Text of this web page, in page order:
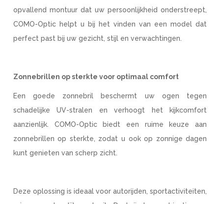
opvallend montuur dat uw persoonlijkheid onderstreept,
COMO-Optic helpt u bij het vinden van een model dat
perfect past bij uw gezicht, stijl en verwachtingen.
Zonnebrillen op sterkte voor optimaal comfort
Een goede zonnebril beschermt uw ogen tegen
schadelijke UV-stralen en verhoogt het kijkcomfort
aanzienlijk. COMO-Optic biedt een ruime keuze aan
zonnebrillen op sterkte, zodat u ook op zonnige dagen
kunt genieten van scherp zicht.
Deze oplossing is ideaal voor autorijden, sportactiviteiten,